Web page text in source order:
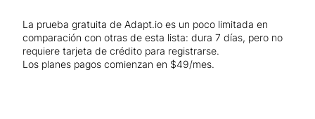
La prueba gratuita de Adapt.io es un poco limitada en
comparación con otras de esta lista: dura 7 días, pero no
requiere tarjeta de crédito para registrarse.
Los planes pagos comienzan en $49/mes.